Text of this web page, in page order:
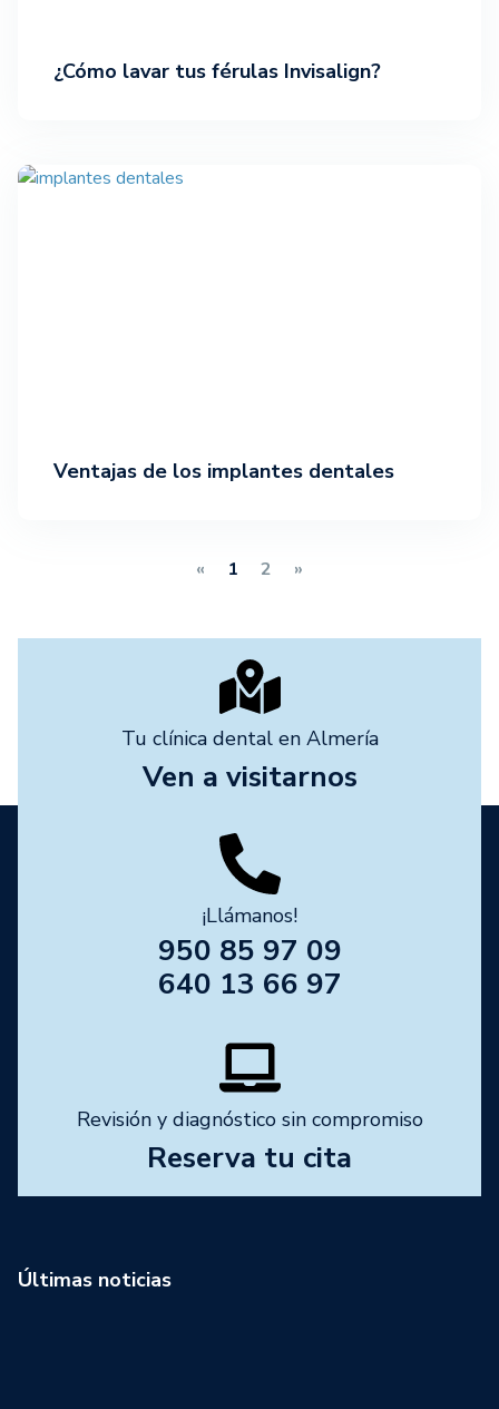
¿Cómo lavar tus férulas Invisalign?
Ventajas de los implantes dentales
« 1 2 »
Tu clínica dental en Almería
Ven a visitarnos
¡Llámanos!
950 85 97 09
640 13 66 97
Revisión y diagnóstico sin compromiso
Reserva tu cita
Últimas noticias